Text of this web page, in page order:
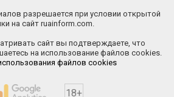
разрешается при условии открытой
на сайт ruainform.com.
сайт вы подтверждаете, что
на использование файлов cookies.
файлов cookies
18+